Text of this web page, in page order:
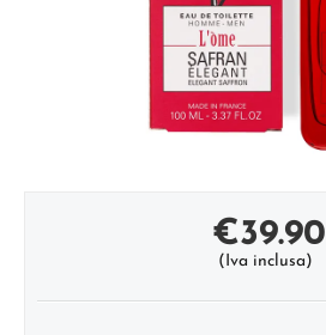
€39.90
(Iva inclusa)